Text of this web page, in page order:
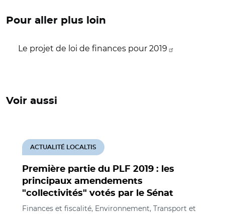
Pour aller plus loin
Le projet de loi de finances pour 2019
Voir aussi
Première partie du PLF 2019 : les
principaux amendements
"collectivités" votés par le Sénat
ACTUALITÉ LOCALTIS
Finances et fiscalité, Environnement, Transport et